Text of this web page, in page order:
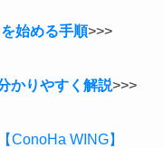
始める手順>>>
かりやすく解説>>>
ConoHa WING】